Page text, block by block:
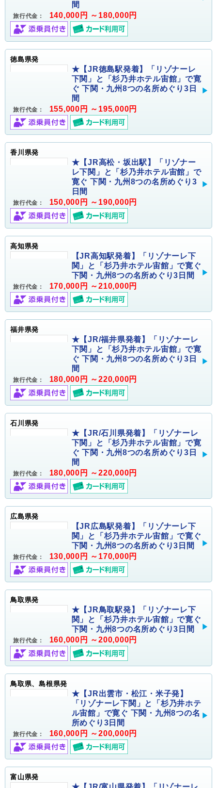
間
旅行代金： 140,000円 ～180,000円
徳島県発
★【JR徳島駅発着】「リゾナーレ
下関」と「杉乃井ホテル宙館」で寛
ぐ 下関・九州8つの名所めぐり3日
間
旅行代金： 155,000円 ～195,000円
香川県発
★【JR高松・坂出駅】「リゾナー
レ下関」と「杉乃井ホテル宙館」で
寛ぐ 下関・九州8つの名所めぐり3
日間
旅行代金： 150,000円 ～190,000円
高知県発
【JR高知駅発着】「リゾナーレ下
関」と「杉乃井ホテル宙館」で寛ぐ
下関・九州8つの名所めぐり3日間
旅行代金： 170,000円 ～210,000円
福井県発
★【JR/福井県発着】「リゾナーレ
下関」と「杉乃井ホテル宙館」で寛
ぐ 下関・九州8つの名所めぐり3日
間
旅行代金： 180,000円 ～220,000円
石川県発
★【JR/石川県発着】「リゾナーレ
下関」と「杉乃井ホテル宙館」で寛
ぐ 下関・九州8つの名所めぐり3日
間
旅行代金： 180,000円 ～220,000円
広島県発
【JR広島駅発着】「リゾナーレ下
関」と「杉乃井ホテル宙館」で寛ぐ
下関・九州8つの名所めぐり3日間
旅行代金： 130,000円 ～170,000円
鳥取県発
★【JR鳥取駅発】「リゾナーレ下
関」と「杉乃井ホテル宙館」で寛ぐ
下関・九州8つの名所めぐり3日間
旅行代金： 160,000円 ～200,000円
鳥取県、島根県発
★【JR出雲市・松江・米子発】
「リゾナーレ下関」と「杉乃井ホテ
ル宙館」で寛ぐ 下関・九州8つの名
所めぐり3日間
旅行代金： 160,000円 ～200,000円
富山県発